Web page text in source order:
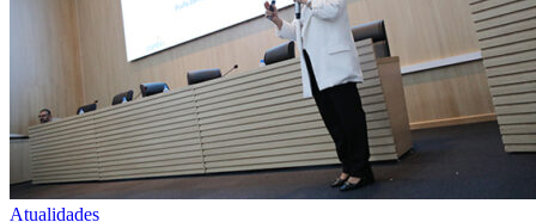
Atualidades